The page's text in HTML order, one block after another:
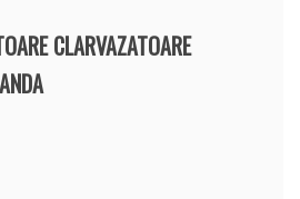
CLARVAZATOARE